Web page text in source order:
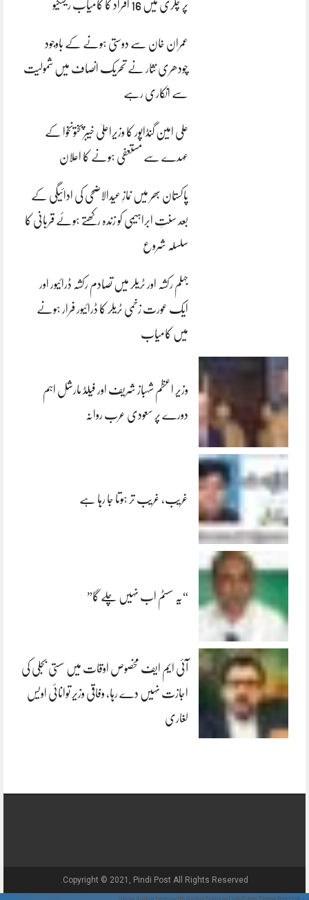
پر چکری میں 16 افراد کا کامیاب ریسکیو
عمران خان سے دوستی ہونے کے باوجود
چودھری نثار نے تحریک انصاف میں شمولیت
سے انکاری رہے
علی امین گنڈاپور کا وزیراعلیٰ خیبرپختونخوا کے
عہدے سے مستعفی ہونے کا اعلان
پاکستان بھر میں نمازِ عیدالاضحی کی ادائیگی کے
بعد سنتِ ابراہیمی کو زندہ رکھتے ہوئے قربانی کا
سلسلہ شروع
جہلم رکشہ اور ٹریلر میں تصادم رکشہ ڈرائیور اور
ایک عورت زخمی ٹریلر کا ڈرائیور فرار ہونے
میں کامیاب
وزیر اعظم شہباز شریف اور فیلڈ مارشل اہم
دورے پر سعودی عرب روانہ
غریب، غریب تر ہوتا جا رہا ہے
“یہ سسٹم اب نہیں چلے گا”
آئی ایم ایف مخصوص اوقات میں سستی بجلی کی
اجازت نہیں دے رہا، وفاقی وزیر توانائی اویس
لغاری
Copyright © 2021, Pindi Post All Rights Reserved.
// Show Author Image with Author Name in UrduPaper Theme function